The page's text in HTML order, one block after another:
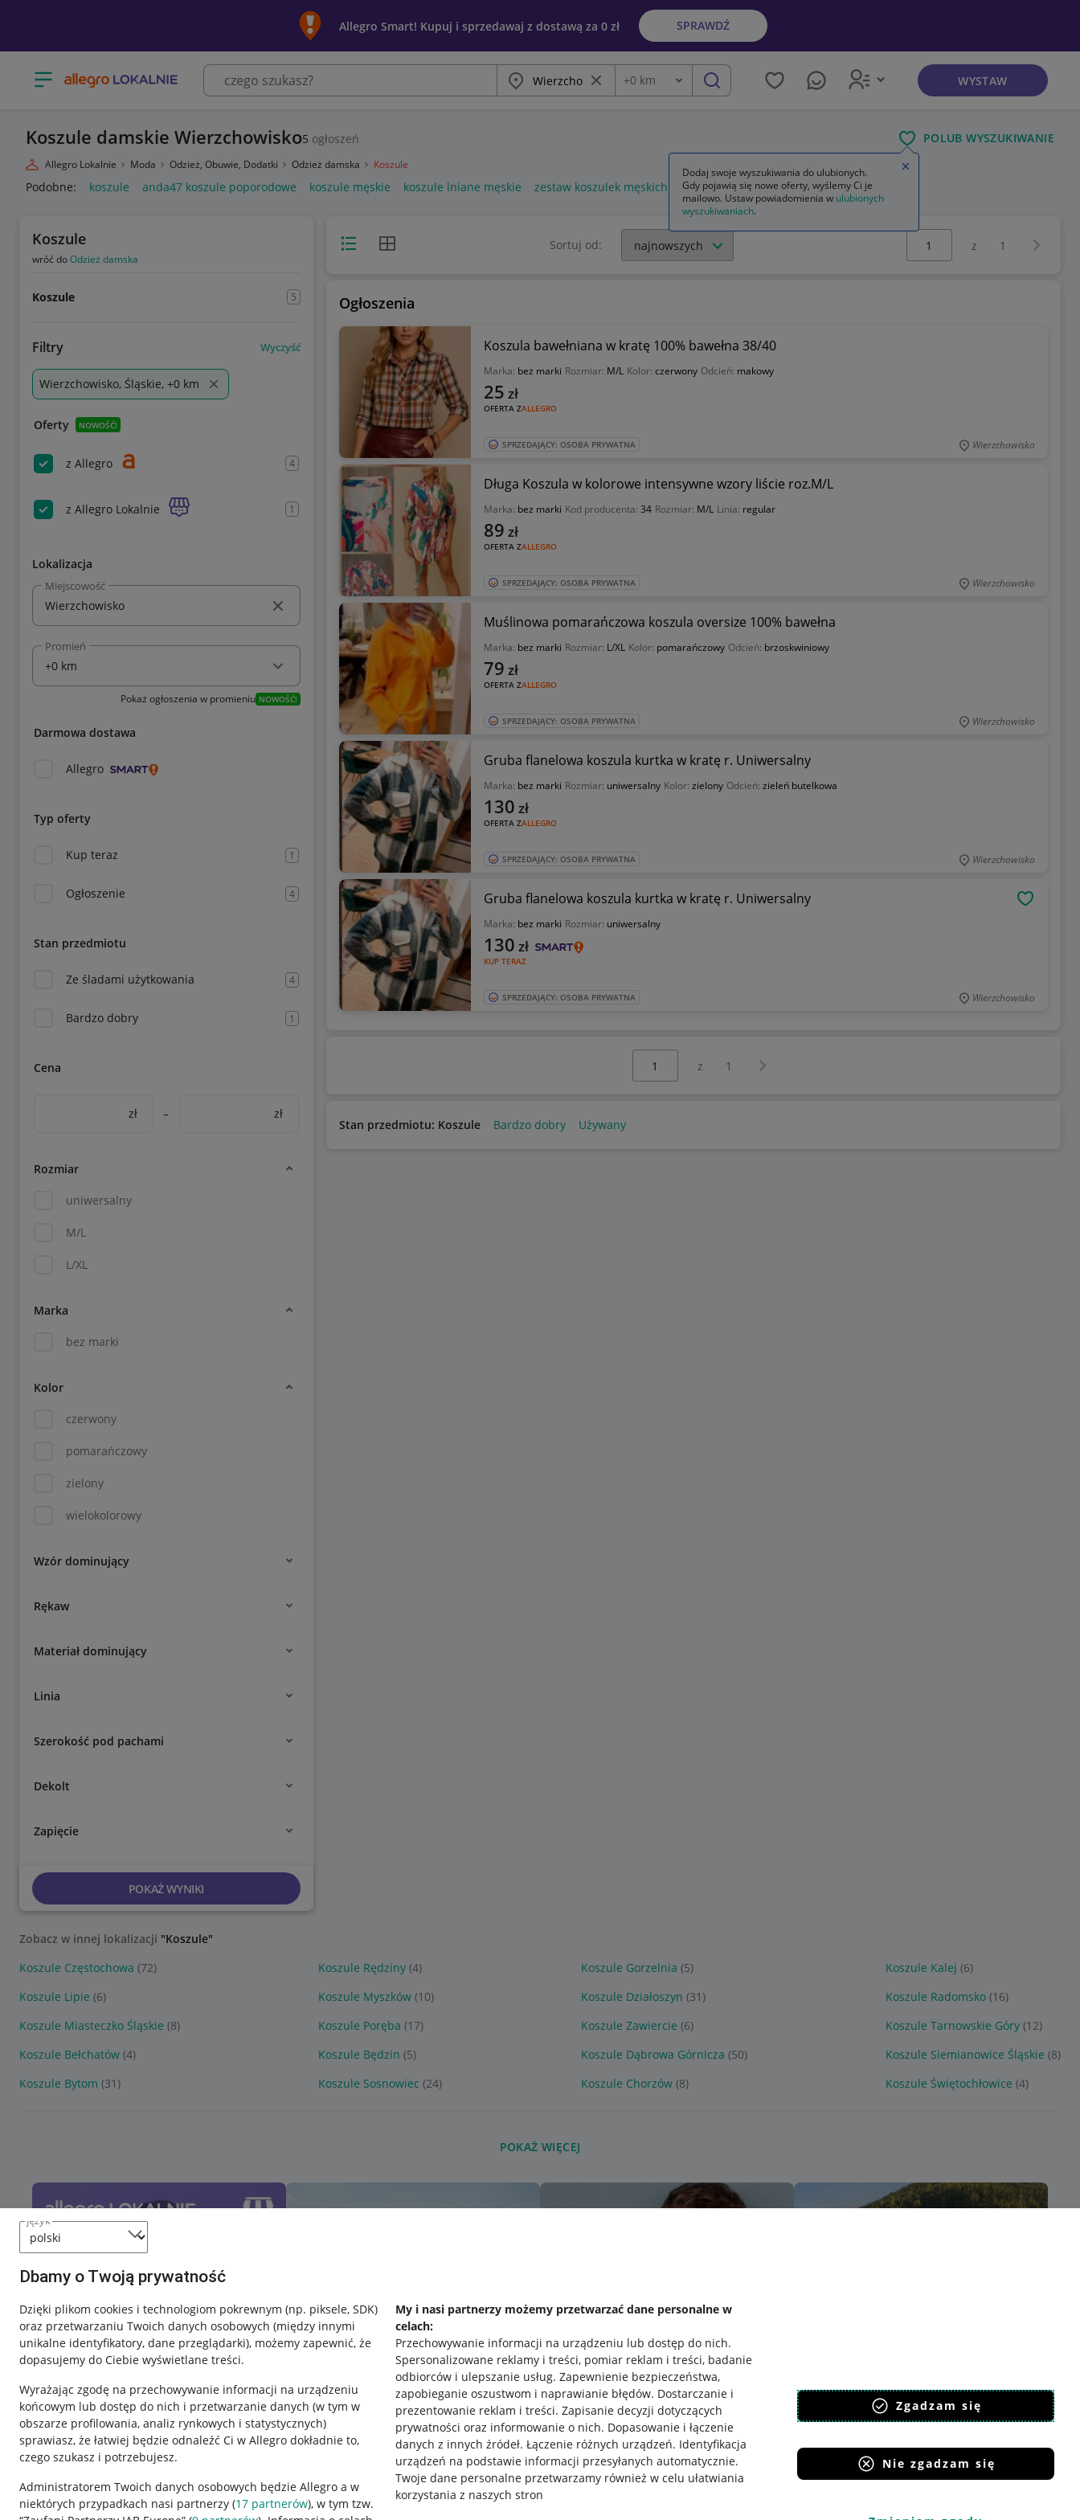
język
Dbamy o Twoją prywatność
Dzięki plikom cookies i technologiom pokrewnym (np. piksele, SDK)
oraz przetwarzaniu Twoich danych osobowych (między innymi
unikalne identyfikatory, dane przeglądarki), możemy zapewnić, że
dopasujemy do Ciebie wyświetlane treści.
Wyrażając zgodę na przechowywanie informacji na urządzeniu
końcowym lub dostęp do nich i przetwarzanie danych (w tym w
obszarze profilowania, analiz rynkowych i statystycznych)
sprawiasz, że łatwiej będzie odnaleźć Ci w Allegro dokładnie to,
czego szukasz i potrzebujesz.
Administratorem Twoich danych osobowych będzie Allegro a w
niektórych przypadkach nasi partnerzy (17 partnerów), w tym tzw.
My i nasi partnerzy możemy przetwarzać dane personalne w
celach:
Przechowywanie informacji na urządzeniu lub dostęp do nich.
Spersonalizowane reklamy i treści, pomiar reklam i treści, badanie
odbiorców i ulepszanie usług. Zapewnienie bezpieczeństwa,
zapobieganie oszustwom i naprawianie błędów. Dostarczanie i
prezentowanie reklam i treści. Zapisanie decyzji dotyczących
prywatności oraz informowanie o nich. Dopasowanie i łączenie
danych z innych źródeł. Łączenie różnych urządzeń. Identyfikacja
urządzeń na podstawie informacji przesyłanych automatycznie.
Twoje dane personalne przetwarzamy również w celu ułatwiania
korzystania z naszych stron
Zgadzam się
Nie zgadzam się
Allegro Smart! Kupuj i sprzedawaj z dostawą za 0 zł SPRAWDŹ
Otwórz menu z kategoriami Miasto Wyczyść frazę
Odległość
+0 km szukaj WYSTAW
Koszule damskie Wierzchowisko5 ogłoszeń POLUB WYSZUKIWANIE
Allegro Lokalnie Moda Odzież, Obuwie, Dodatki Odzież damska Koszule
Podobne: koszule anda47 koszule poporodowe koszule męskie koszule lniane męskie zestaw koszulek męskich
Koszule
wróć doOdzież damska
Koszule 5
Filtry Wyczyść
Wierzchowisko, Śląskie, +0 km
Oferty NOWOŚĆ!
z Allegro 4
z Allegro Lokalnie 1
Lokalizacja
Miejscowość
Promień
Pokaż ogłoszenia w promieniu NOWOŚĆ!
Darmowa dostawa
Allegro
Typ oferty
Kup teraz 1
Ogłoszenie 4
Stan przedmiotu
Ze śladami użytkowania 4
Bardzo dobry 1
Cena
zł – zł
Rozmiar
uniwersalny
M/L
L/XL
Marka
bez marki
Kolor
czerwony
pomarańczowy
zielony
wielokolorowy
Wzór dominujący
Rękaw
Materiał dominujący
Linia
Szerokość pod pachami
Dekolt
Zapięcie
POKAŻ WYNIKI
Widok listyWidok siatki Sortuj od:
Wybierz stronę:
z 1
Ogłoszenia
Koszula bawełniana w kratę 100% bawełna 38/40
Marka: bez marki Rozmiar: M/L Kolor: czerwony Odcień: makowy
OFERTA ZALLEGRO
25 zł
SPRZEDAJĄCY: OSOBA PRYWATNA Wierzchowisko
Długa Koszula w kolorowe intensywne wzory liście roz.M/L
Marka: bez marki Kod producenta: 34 Rozmiar: M/L Linia: regular
OFERTA ZALLEGRO
89 zł
SPRZEDAJĄCY: OSOBA PRYWATNA Wierzchowisko
Muślinowa pomarańczowa koszula oversize 100% bawełna
Marka: bez marki Rozmiar: L/XL Kolor: pomarańczowy Odcień: brzoskwiniowy
OFERTA ZALLEGRO
79 zł
SPRZEDAJĄCY: OSOBA PRYWATNA Wierzchowisko
Gruba flanelowa koszula kurtka w kratę r. Uniwersalny
Marka: bez marki Rozmiar: uniwersalny Kolor: zielony Odcień: zieleń butelkowa
OFERTA ZALLEGRO
130 zł
SPRZEDAJĄCY: OSOBA PRYWATNA Wierzchowisko
Gruba flanelowa koszula kurtka w kratę r. Uniwersalny
Marka: bez marki Rozmiar: uniwersalny
KUP TERAZ
130 zł
SPRZEDAJĄCY: OSOBA PRYWATNA Wierzchowisko
z 1 Następna strona
Stan przedmiotu: Koszule Bardzo dobry Używany
Zobacz w innej lokalizacji "Koszule"
Koszule Częstochowa (72) Koszule Rędziny (4) Koszule Gorzelnia (5) Koszule Kalej (6)
Koszule Lipie (6) Koszule Myszków (10) Koszule Działoszyn (31) Koszule Radomsko (16)
Koszule Miasteczko Śląskie (8) Koszule Poręba (17) Koszule Zawiercie (6) Koszule Tarnowskie Góry (12)
Koszule Bełchatów (4) Koszule Będzin (5) Koszule Dąbrowa Górnicza (50) Koszule Siemianowice Śląskie (8)
Koszule Bytom (31) Koszule Sosnowiec (24) Koszule Chorzów (8) Koszule Świętochłowice (4)
POKAŻ WIĘCEJ
Nawigacja
Przydatne informacje
Jak to działa Regulamin
Pobierz aplikację
Dodaj swoje wyszukiwania do ulubionych.
Gdy pojawią się nowe oferty, wyślemy Ci je
mailowo. Ustaw powiadomienia w ulubionych
wyszukiwaniach.
Zamknij wskazówkę